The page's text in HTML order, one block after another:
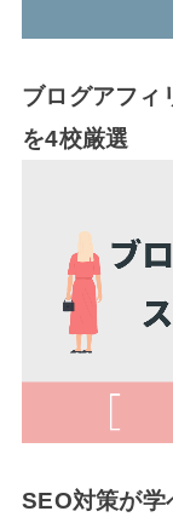
ブログアフィ
を4校厳選
SEO対策が学